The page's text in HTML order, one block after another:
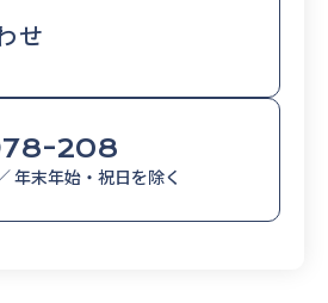
せ
208
年末年始・祝日を除く